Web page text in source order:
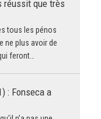
réussit que très
tous les pénos
ne plus avoir de
feront…
: Fonseca a